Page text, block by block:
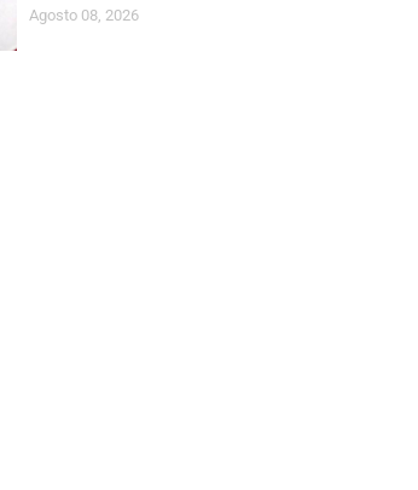
Agosto 08, 2026